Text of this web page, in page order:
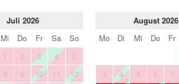
Juli 2026
Mi Do Fr Sa
So
1
2 3 4
5
8 9 10 11
12
August 2026
Mo
Di Mi Do Fr
3
4 5 6 7